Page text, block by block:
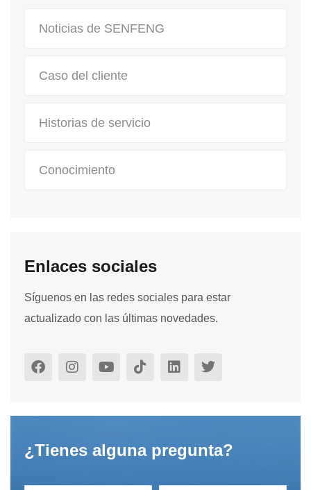
Noticias de SENFENG
Caso del cliente
Historias de servicio
Conocimiento
Enlaces sociales
Síguenos en las redes sociales para estar
actualizado con las últimas novedades.
¿Tienes alguna pregunta?